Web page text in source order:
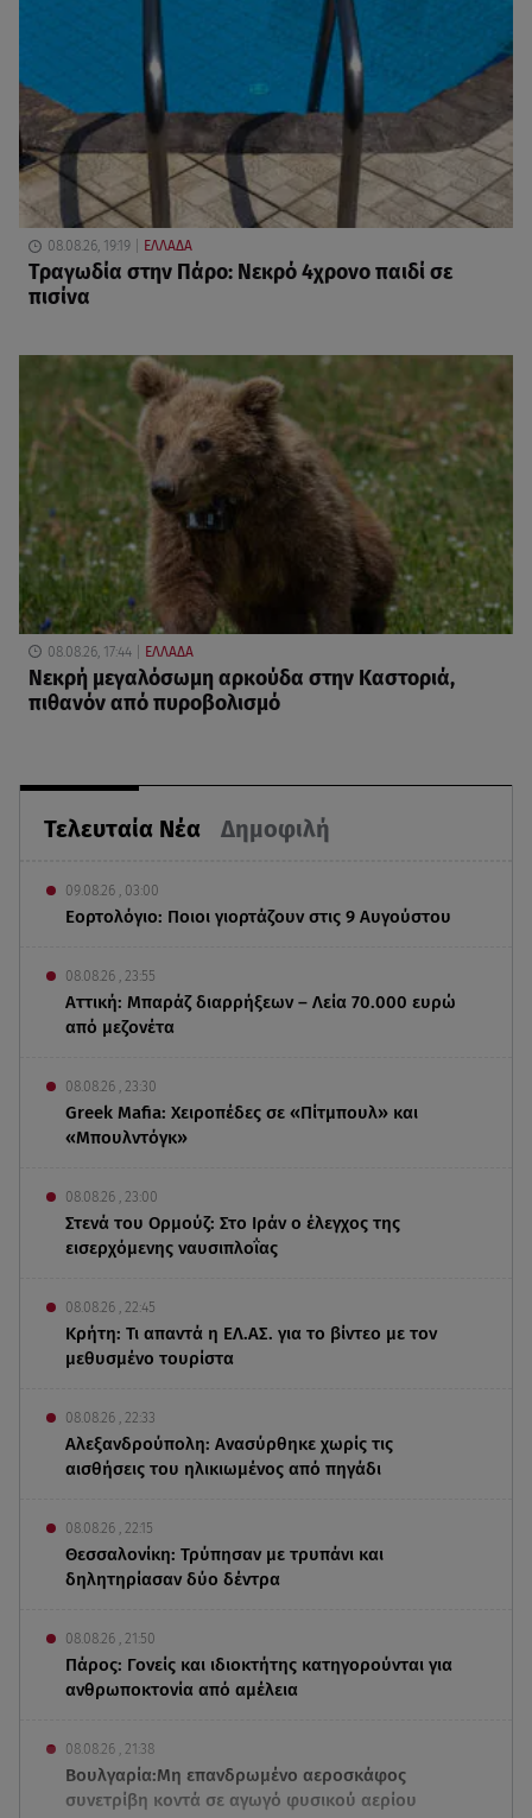
Τελευταία Νέα Δημοφιλή
09.08.26 , 03:00
Εορτολόγιο: Ποιοι γιορτάζουν στις 9 Αυγούστου
08.08.26 , 23:55
Αττική: Μπαράζ διαρρήξεων – Λεία 70.000 ευρώ
από μεζονέτα
08.08.26 , 23:30
Greek Mafia: Χειροπέδες σε «Πίτμπουλ» και
«Μπουλντόγκ»
08.08.26 , 23:00
Στενά του Ορμούζ: Στο Ιράν ο έλεγχος της
εισερχόμενης ναυσιπλοΐας
08.08.26 , 22:45
Κρήτη: Τι απαντά η ΕΛ.ΑΣ. για το βίντεο με τον
μεθυσμένο τουρίστα
08.08.26 , 22:33
Αλεξανδρούπολη: Ανασύρθηκε χωρίς τις
αισθήσεις του ηλικιωμένος από πηγάδι
08.08.26 , 22:15
Θεσσαλονίκη: Τρύπησαν με τρυπάνι και
δηλητηρίασαν δύο δέντρα
08.08.26 , 21:50
Πάρος: Γονείς και ιδιοκτήτης κατηγορούνται για
ανθρωποκτονία από αμέλεια
08.08.26 , 21:38
Βουλγαρία:Μη επανδρωμένο αεροσκάφος
συνετρίβη κοντά σε αγωγό φυσικού αερίου
08.08.26, 19:19 ΕΛΛΑΔΑ
Τραγωδία στην Πάρο: Νεκρό 4χρονο παιδί σε
πισίνα
08.08.26, 17:44 ΕΛΛΑΔΑ
Νεκρή μεγαλόσωμη αρκούδα στην Καστοριά,
πιθανόν από πυροβολισμό